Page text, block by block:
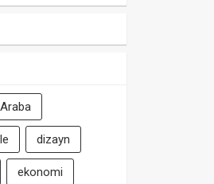
Araba
dizayn
ekonomi